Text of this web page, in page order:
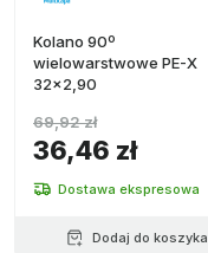
Kolano 90º
wielowarstwowe PE-X
32x2,90
36,46 zł
69,92 zł
Dostawa ekspresowa
Dodaj do koszyka